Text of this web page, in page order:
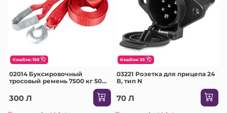
КэшБэк: 150
02014 Буксировочный
тросовый ремень 7500 кг 50
300 Л
КэшБэк: 35
03221 Розетка для прицепа 24
В, тип N
70 Л